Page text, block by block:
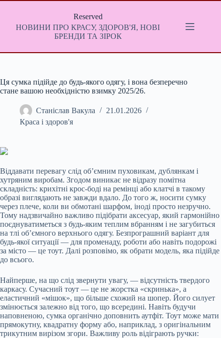
Перейти
Reserved
НОВИНИ ПРО КРАСУ, ЗДОРОВ'Я, НОВІ
БРЕНДИ ТА ЗІРОК
Ця сумка підійде до будь-якого одягу, і вона безперечно
стане вашою необхідністю взимку 2025/26.
Станіслав Вакула
21.01.2026
Краса і здоров'я
Віддавати перевагу слід об’ємним пуховикам, дублянкам і
хутряним виробам. Згодом виникає не відразу помітна
складність: крихітні крос-боді на ремінці або клатчі в такому
образі виглядають не завжди вдало. До того ж, носити сумку
через плече, коли ви обмотані шарфом, іноді просто незручно.
Тому надзвичайно важливо підібрати аксесуар, який гармонійно
поєднуватиметься з будь-яким теплим вбранням і не загубиться
на тлі об’ємного верхнього одягу. Безпрограшний варіант для
будь-якої ситуації — для променаду, роботи або навіть подорожі
за місто — це тоут. Далі розповімо, як обрати модель, яка підійде
до всього.
Найперше, на що слід звернути увагу, — відсутність твердого
каркасу. Сучасний тоут — це не жорстка «скринька», а
еластичний «мішок», що більше схожий на шопер. Його силует
змінюється залежно від того, що всередині. Навіть будучи
наповненою, сумка органічно доповнить аутфіт. Тоут може мати
прямокутну, квадратну форму або, наприклад, з оригінальним
трикутним вирізом згори. Важливу роль відіграють ручки: